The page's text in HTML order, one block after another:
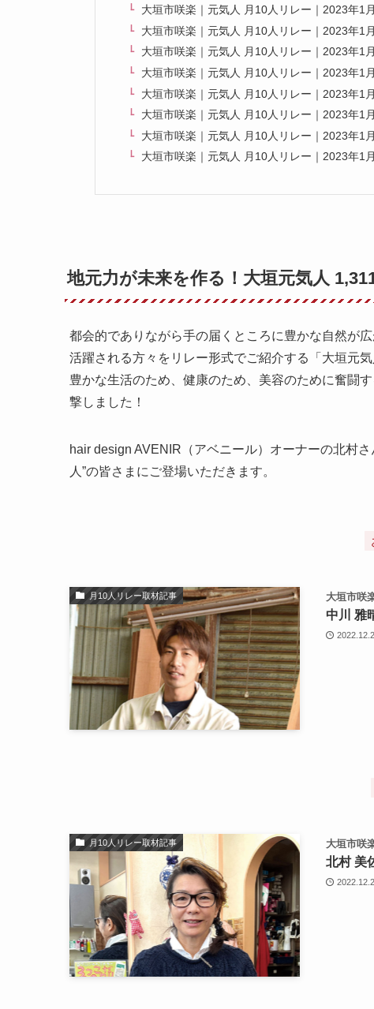
大垣市咲楽｜元気人 月10人リレー｜2023年1
大垣市咲楽｜元気人 月10人リレー｜2023年1
大垣市咲楽｜元気人 月10人リレー｜2023年1
大垣市咲楽｜元気人 月10人リレー｜2023年1
大垣市咲楽｜元気人 月10人リレー｜2023年1
大垣市咲楽｜元気人 月10人リレー｜2023年1
大垣市咲楽｜元気人 月10人リレー｜2023年1
大垣市咲楽｜元気人 月10人リレー｜2023年1
地元力が未来を作る！大垣元気人
都会的でありながら手の届くところに豊かな自然が
活躍される方々をリレー形式でご紹介する「大垣元
豊かな生活のため、健康のため、美容のために奮闘
撃しました！
hair design AVENIR（アベニール）オーナーの北村
人”の皆さまにご登場いただきます。
月10人リレー取材記事 大垣市咲
中川 雅
月10人リレー取材記事 大垣市咲
北村 美